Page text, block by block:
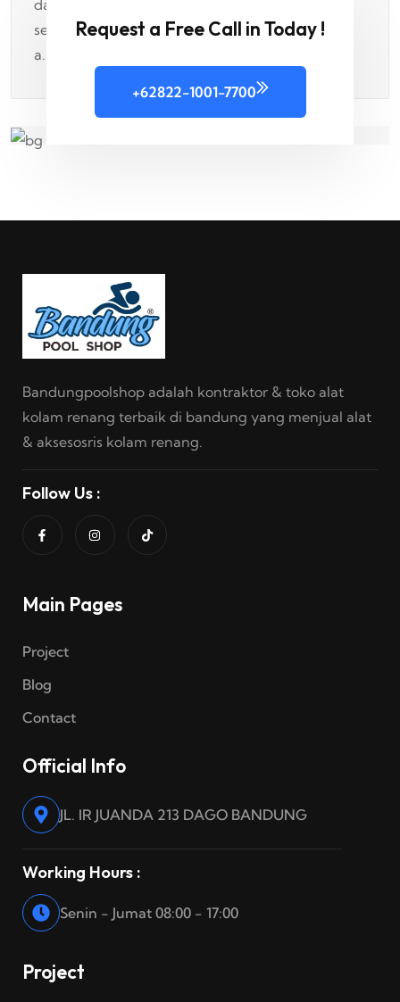
Request a Free Call in Today !
+62822-1001-7700
Bandungpoolshop adalah kontraktor & toko alat
kolam renang terbaik di bandung yang menjual alat
& aksesosris kolam renang.
Follow Us :
Main Pages
Project
Blog
Contact
Official Info
JL. IR JUANDA 213 DAGO BANDUNG
Working Hours :
Senin - Jumat 08:00 - 17:00
Project